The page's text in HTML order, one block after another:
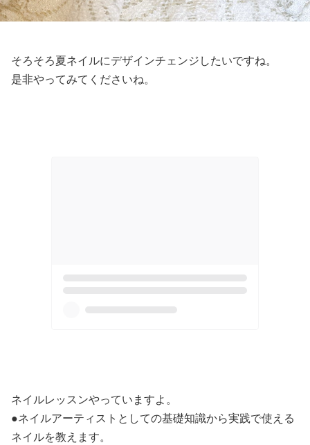
そろそろ夏ネイルにデザインチェンジしたいですね。
是非やってみてくださいね。
ネイルレッスンやっていますよ。
●ネイルアーティストとしての基礎知識から実践で使える
ネイルを教えます。